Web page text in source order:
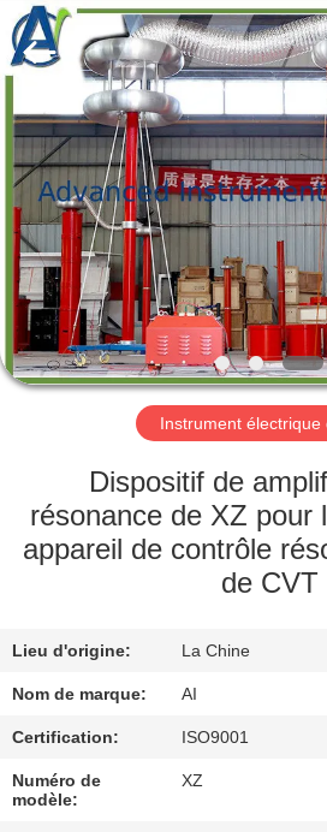
MAISON
PRODUITS
AU
SUJET
DE
NOUS
VISITE
D'USINE
QUALITÉ
CONTACTEZ-
NOUS
2026
Advanced
Instruments
Co.,Limited.
All
Instrument électrique
Dispositif de
résonance de XZ pour
appareil de contrôle
de CVT
Lieu d'origine: La Chine
Nom de marque: AI
Certification: ISO9001
Numéro de
modèle:
XZ